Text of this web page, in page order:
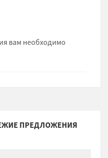
вам необходимо
ПРЕДЛОЖЕНИЯ